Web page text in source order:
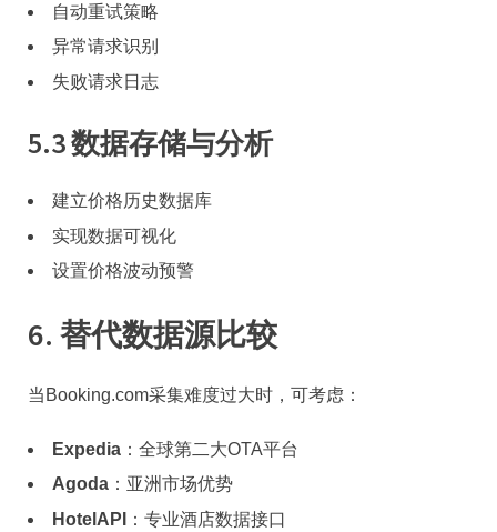
自动重试策略
异常请求识别
失败请求日志
5.3 数据存储与分析
建立价格历史数据库
实现数据可视化
设置价格波动预警
6. 替代数据源比较
当Booking.com采集难度过大时，可考虑：
Expedia ：全球第二大OTA平台
Agoda ：亚洲市场优势
HotelAPI
：专业酒店数据接口